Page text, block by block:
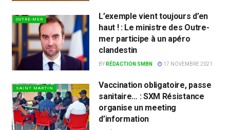
OUTRE-MER
L’exemple vient toujours d’en
haut ! : Le ministre des Outre-
mer participe à un apéro
clandestin
BY RÉDACTION SMBN 17 NOVEMBRE 2021
SAINT MARTIN
Vaccination obligatoire, passe
sanitaire… : SXM Résistance
organise un meeting
d’information